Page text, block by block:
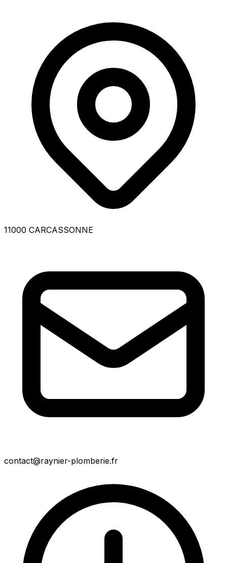
11000 CARCASSONNE
contact@raynier-plomberie.fr